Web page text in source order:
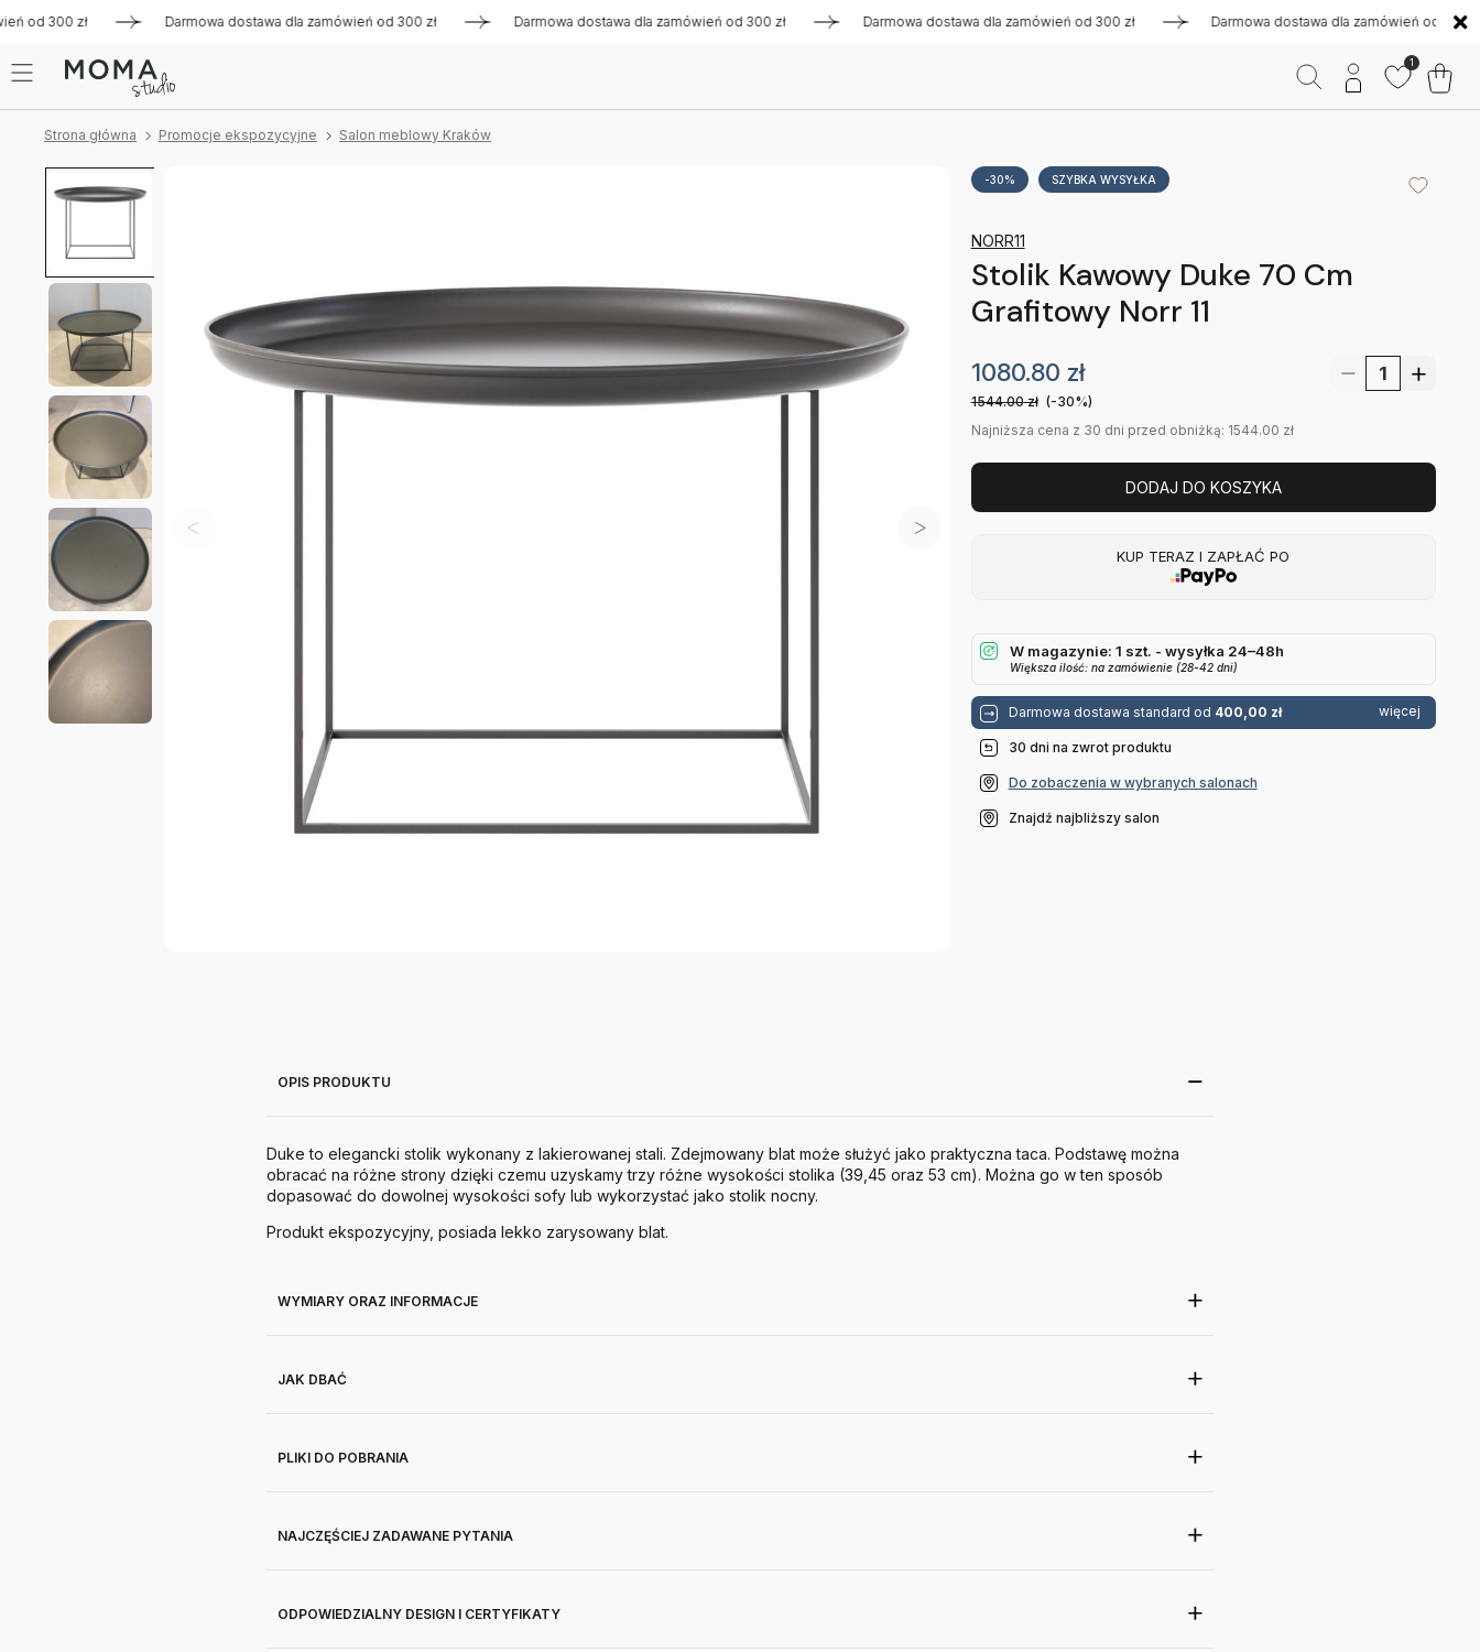
300 zł Darmowa dostawa dla zamówień od 300 zł Darmowa dostawa dla zamówień od 300 zł Darmowa dostawa dla zamówień od 300 zł Darmowa dostawa dla zamówień od 300 zł
1
Strona główna Promocje ekspozycyjne Salon meblowy Kraków
-30% SZYBKA WYSYŁKA
NORR11
Stolik Kawowy Duke 70 Cm
Grafitowy Norr 11
1080.80 zł
1544.00zł (-30%)
Najniższa cena z 30 dni przed obniżką: 1544.00 zł
DODAJ DO KOSZYKA
KUP TERAZ I ZAPŁAĆ PO
W magazynie: 1 szt. - wysyłka 24–48h
Większa ilość: na zamówienie (28-42 dni)
Darmowa dostawa standard od 400,00 zł więcej
30 dni na zwrot produktu
Do zobaczenia w wybranych salonach
Znajdź najbliższy salon
OPIS PRODUKTU
Duke to elegancki stolik wykonany z lakierowanej stali. Zdejmowany blat może służyć jako praktyczna taca. Podstawę można
obracać na różne strony dzięki czemu uzyskamy trzy różne wysokości stolika (39,45 oraz 53 cm). Można go w ten sposób
dopasować do dowolnej wysokości sofy lub wykorzystać jako stolik nocny.
Produkt ekspozycyjny, posiada lekko zarysowany blat.
WYMIARY ORAZ INFORMACJE
JAK DBAĆ
PLIKI DO POBRANIA
NAJCZĘŚCIEJ ZADAWANE PYTANIA
ODPOWIEDZIALNY DESIGN I CERTYFIKATY